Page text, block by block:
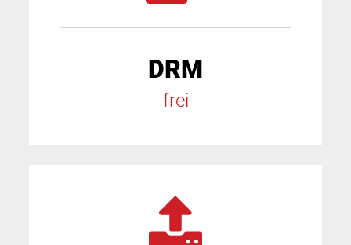
DRM
frei